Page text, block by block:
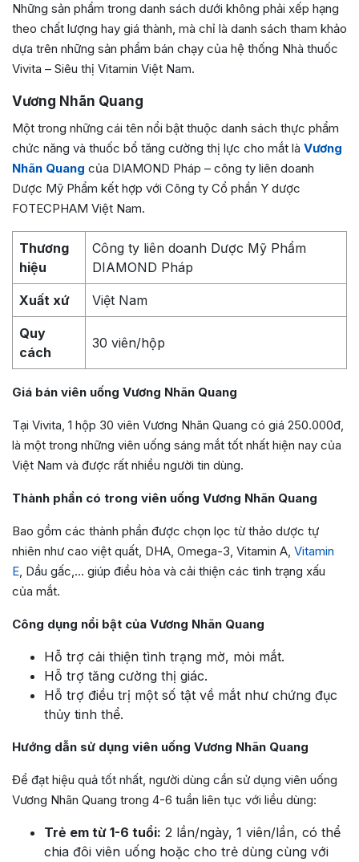
Những sản phẩm trong danh sách dưới không phải xếp hạng
theo chất lượng hay giá thành, mà chỉ là danh sách tham khảo
dựa trên những sản phẩm bán chạy của hệ thống Nhà thuốc
Vivita – Siêu thị Vitamin Việt Nam.
Vương Nhãn Quang
Một trong những cái tên nổi bật thuộc danh sách thực phẩm
chức năng và thuốc bổ tăng cường thị lực cho mắt là Vương
Nhãn Quang của DIAMOND Pháp – công ty liên doanh
Dược Mỹ Phẩm kết hợp với Công ty Cổ phần Y dược
FOTECPHAM Việt Nam.
Thương
hiệu
Công ty liên doanh Dược Mỹ Phẩm
DIAMOND Pháp
Xuất xứ Việt Nam
Quy
cách
30 viên/hộp
Giá bán viên uống Vương Nhãn Quang
Tại Vivita, 1 hộp 30 viên Vương Nhãn Quang có giá 250.000đ,
là một trong những viên uống sáng mắt tốt nhất hiện nay của
Việt Nam và được rất nhiều người tin dùng.
Thành phần có trong viên uống Vương Nhãn Quang
Bao gồm các thành phần được chọn lọc từ thảo dược tự
nhiên như cao việt quất, DHA, Omega-3, Vitamin A, Vitamin
E, Dầu gấc,… giúp điều hòa và cải thiện các tình trạng xấu
của mắt.
Công dụng nổi bật của Vương Nhãn Quang
Hỗ trợ cải thiện tình trạng mờ, mỏi mắt.
Hỗ trợ tăng cường thị giác.
Hỗ trợ điều trị một số tật về mắt như chứng đục
thủy tinh thể.
Hướng dẫn sử dụng viên uống Vương Nhãn Quang
Để đạt hiệu quả tốt nhất, người dùng cần sử dụng viên uống
Vương Nhãn Quang trong 4-6 tuần liên tục với liều dùng:
Trẻ em từ 1-6 tuổi: 2 lần/ngày, 1 viên/lần, có thể
chia đôi viên uống hoặc cho trẻ dùng cùng với